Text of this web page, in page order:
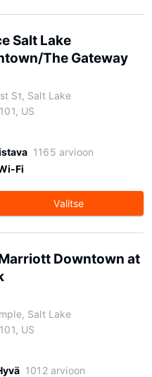
Salt Lake
The Gateway
St, Salt Lake
US
1165 arvioon
Fi
Valitse
Downtown at
Salt Lake
US
1012 arvioon